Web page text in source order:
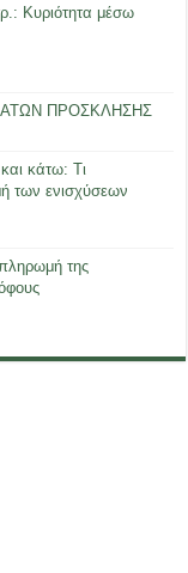
Κυριότητα μέσω
ΠΡΟΣΚΛΗΣΗΣ
κάτω: Τι
των ενισχύσεων
της